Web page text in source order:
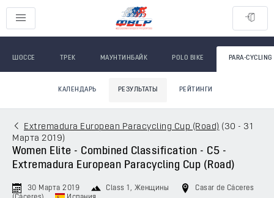
ШОССЕ ТРЕК МАУНТИНБАЙК POLO BIKE PARA-CYCLING
КАЛЕНДАРЬ РЕЗУЛЬТАТЫ РЕЙТИНГИ
Extremadura European Paracycling Cup (Road) ( 30 - 31
Марта 2019)
Women Elite - Combined Classification - C5 -
Extremadura European Paracycling Cup (Road)
30 Марта 2019 Class 1 , Женщины
Casar de Cáceres